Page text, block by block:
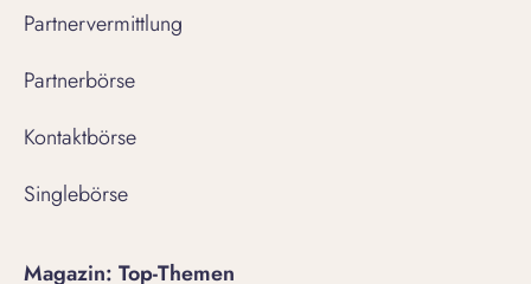
Partnervermittlung
Partnerbörse
Kontaktbörse
Singlebörse
Magazin: Top-Themen